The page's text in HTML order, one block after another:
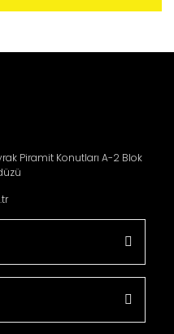
Piramit Konutları A-2 Blok